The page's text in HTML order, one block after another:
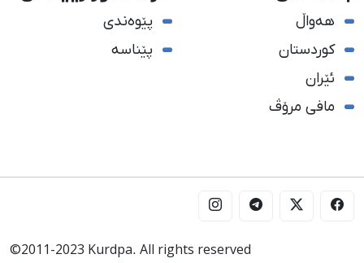
هەواڵ
کوردستان
ئێران
مافی مرۆڤ
پێوەندی
پێناسە
©2011-2023 Kurdpa. All rights reserved